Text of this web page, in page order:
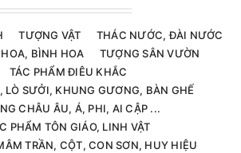
TƯỢNG VẬT
THÁC NƯỚC, ĐÀI NƯỚC
BÌNH HOA
TƯỢNG SÂN VƯỜN
TÁC PHẨM ĐIÊU KHẮC
LÒ SƯỞI, KHUNG GƯƠNG, BÀN GHẾ
CHÂU ÂU, Á, PHI, AI CẬP ...
PHẨM TÔN GIÁO, LINH VẬT
TRẦN, CỘT, CON SƠN, HUY HIỆU